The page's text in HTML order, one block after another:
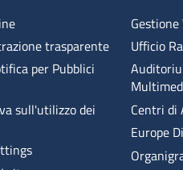
trasparente
per Pubblici
sull'utilizzo dei
Ufficio
Centri di
Europe